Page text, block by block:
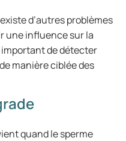
d’autres problèmes
une influence sur la
important de détecter
manière ciblée des
quand le sperme